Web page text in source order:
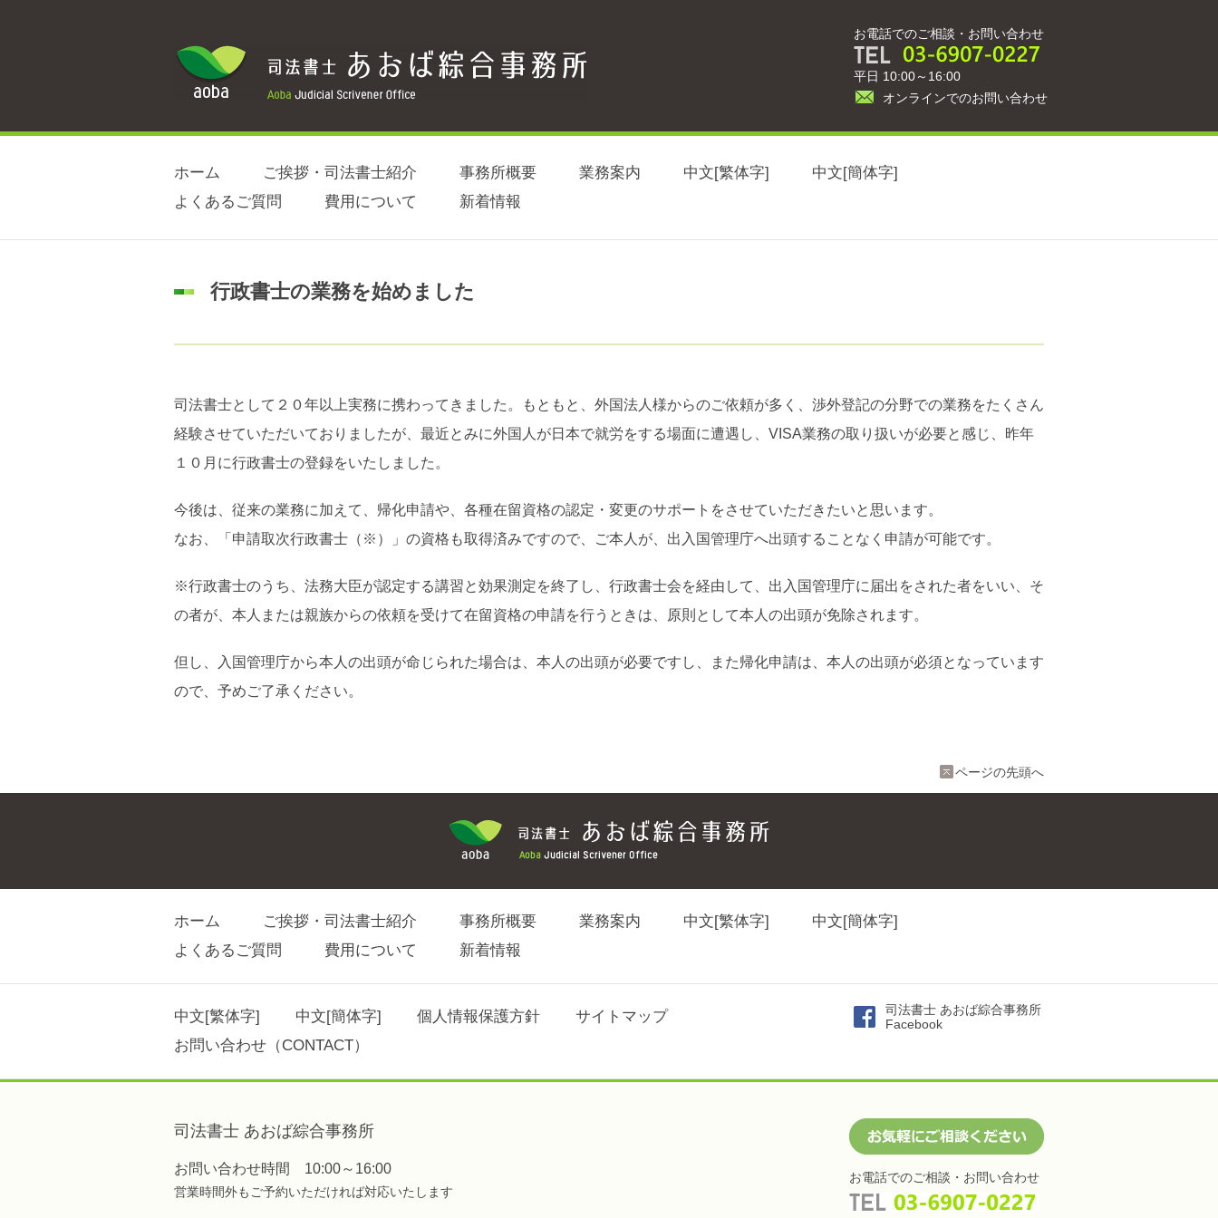
お電話でのご相談・お問い合わせ
平日 10:00～16:00
オンラインでのお問い合わせ
ホーム ご挨拶・司法書士紹介 事務所概要 業務案内 中文[繁体字]
中文[簡体字]
よくあるご質問
費用について 新着情報
行政書士の業務を始めました
司法書士として２０年以上実務に携わってきました。もともと、外国法人様からのご依頼が多く、渉外登記の分野での業務をたくさん
経験させていただいておりましたが、最近とみに外国人が日本で就労をする場面に遭遇し、VISA業務の取り扱いが必要と感じ、昨年
１０月に行政書士の登録をいたしました。
今後は、従来の業務に加えて、帰化申請や、各種在留資格の認定・変更のサポートをさせていただきたいと思います。
なお、「申請取次行政書士（※）」の資格も取得済みですので、ご本人が、出入国管理庁へ出頭することなく申請が可能です。
※行政書士のうち、法務大臣が認定する講習と効果測定を終了し、行政書士会を経由して、出入国管理庁に届出をされた者をいい、そ
の者が、本人または親族からの依頼を受けて在留資格の申請を行うときは、原則として本人の出頭が免除されます。
但し、入国管理庁から本人の出頭が命じられた場合は、本人の出頭が必要ですし、また帰化申請は、本人の出頭が必須となっています
ので、予めご了承ください。
ページの先頭へ
ホーム ご挨拶・司法書士紹介 事務所概要 業務案内 中文[繁体字]
中文[簡体字]
よくあるご質問
費用について 新着情報
中文[繁体字] 中文[簡体字] 個人情報保護方針
サイトマップ
お問い合わせ（CONTACT）
司法書士 あおば綜合事務所
Facebook
司法書士 あおば綜合事務所
お問い合わせ時間 10:00～16:00
営業時間外もご予約いただければ対応いたします
お電話でのご相談・お問い合わせ